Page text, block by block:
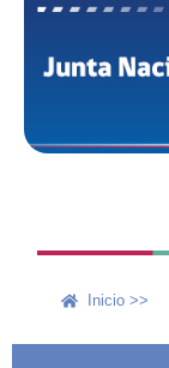
Inicio >>